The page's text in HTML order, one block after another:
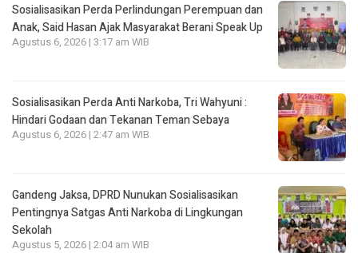
Sosialisasikan Perda Perlindungan Perempuan dan
Anak, Said Hasan Ajak Masyarakat Berani Speak Up
Agustus 6, 2026 | 3:17 am WIB
Sosialisasikan Perda Anti Narkoba, Tri Wahyuni :
Hindari Godaan dan Tekanan Teman Sebaya
Agustus 6, 2026 | 2:47 am WIB
Gandeng Jaksa, DPRD Nunukan Sosialisasikan
Pentingnya Satgas Anti Narkoba di Lingkungan
Sekolah
Agustus 5, 2026 | 2:04 am WIB